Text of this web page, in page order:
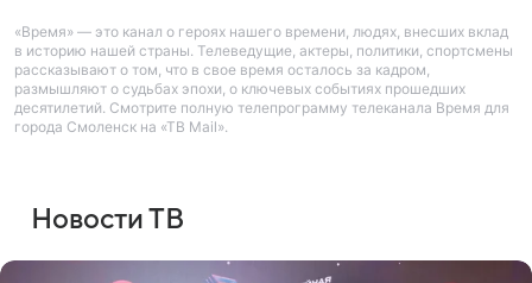
«Время» — это канал о героях нашего времени, людях, внесших вклад
в историю нашей страны. Телеведущие, актеры, политики, спортсмены
рассказывают о том, что в свое время осталось за кадром,
размышляют о судьбах эпохи, о ключевых событиях прошедших
десятилетий. Смотрите полную телепрограмму телеканала Время для
города Смоленск на «ТВ Mail».
Новости ТВ